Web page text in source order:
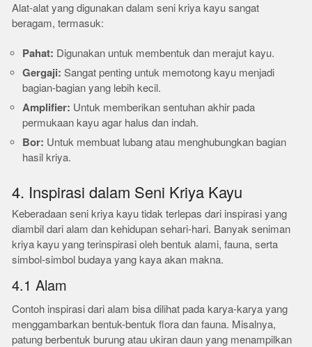
Alat-alat yang digunakan dalam seni kriya kayu sangat
beragam, termasuk:
Pahat: Digunakan untuk membentuk dan merajut kayu.
Gergaji: Sangat penting untuk memotong kayu menjadi
bagian-bagian yang lebih kecil.
Amplifier: Untuk memberikan sentuhan akhir pada
permukaan kayu agar halus dan indah.
Bor: Untuk membuat lubang atau menghubungkan bagian
hasil kriya.
4. Inspirasi dalam Seni Kriya Kayu
Keberadaan seni kriya kayu tidak terlepas dari inspirasi yang
diambil dari alam dan kehidupan sehari-hari. Banyak seniman
kriya kayu yang terinspirasi oleh bentuk alami, fauna, serta
simbol-simbol budaya yang kaya akan makna.
4.1 Alam
Contoh inspirasi dari alam bisa dilihat pada karya-karya yang
menggambarkan bentuk-bentuk flora dan fauna. Misalnya,
patung berbentuk burung atau ukiran daun yang menampilkan